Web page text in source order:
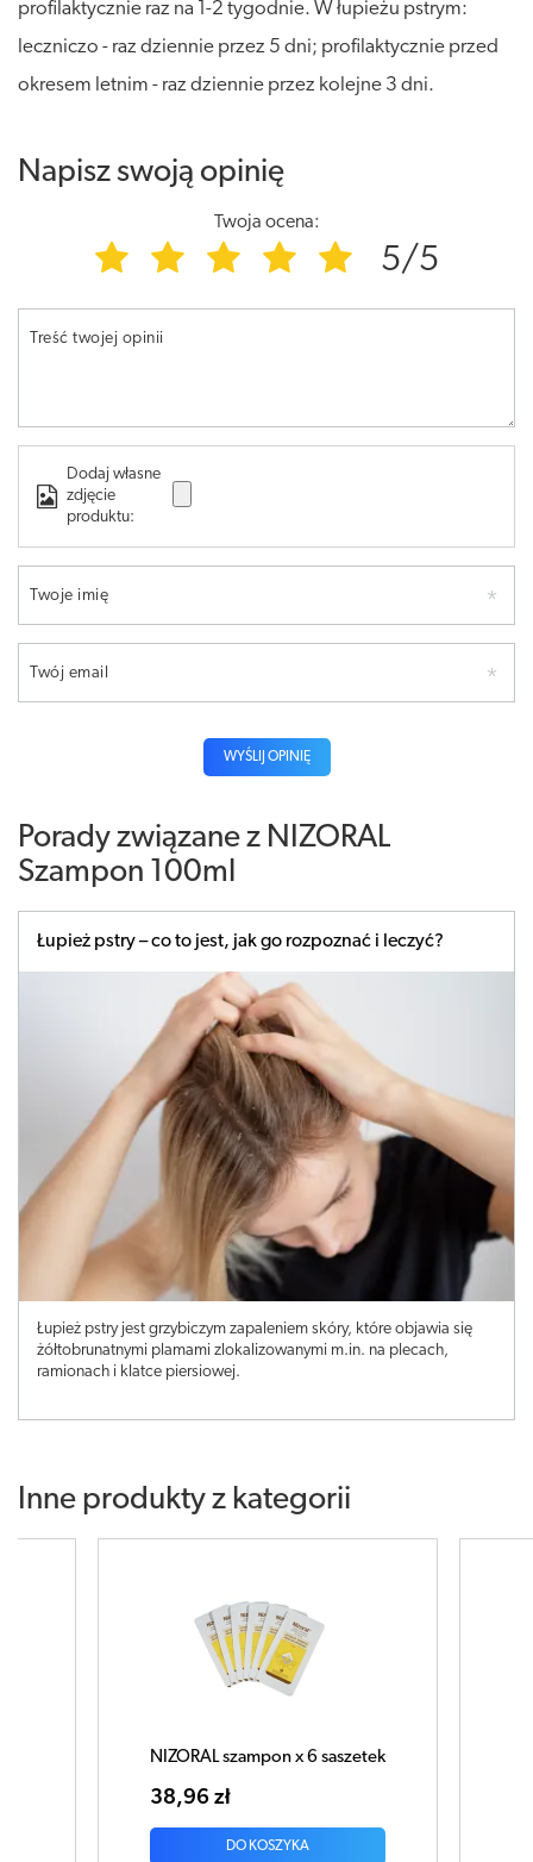
profilaktycznie raz na 1-2 tygodnie. W łupieżu pstrym:
leczniczo - raz dziennie przez 5 dni; profilaktycznie przed
okresem letnim - raz dziennie przez kolejne 3 dni.
Napisz swoją opinię
Twoja ocena:
5/5
Treść twojej opinii
Dodaj własne
zdjęcie
produktu:
Twoje imię
Twój email
WYŚLIJ OPINIĘ
Porady związane z NIZORAL
Szampon 100ml
Łupież pstry – co to jest, jak go rozpoznać i leczyć?
Łupież pstry jest grzybiczym zapaleniem skóry, które objawia się
żółtobrunatnymi plamami zlokalizowanymi m.in. na plecach,
ramionach i klatce piersiowej.
Inne produkty z kategorii
NIZORAL Szampon 60ml
51,34 zł
DO KOSZYKA